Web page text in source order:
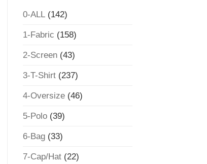
0-ALL(142)
1-Fabric (158)
2-Screen(43)
3-T-Shirt(237)
4-Oversize(46)
5-Polo(39)
6-Bag(33)
7-Cap/Hat(22)